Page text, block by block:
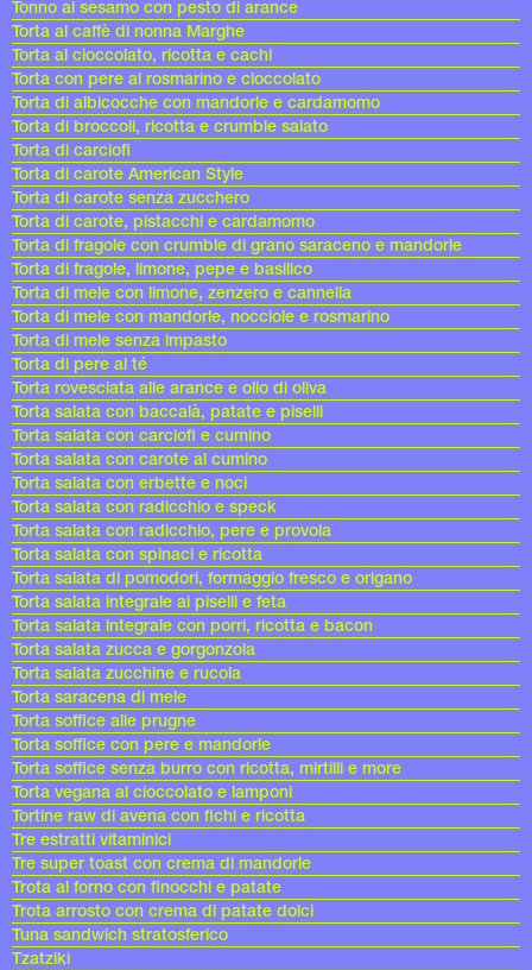
Tonno al sesamo con pesto di arance
Torta al caffè di nonna Marghe
Torta al cioccolato, ricotta e cachi
Torta con pere al rosmarino e cioccolato
Torta di albicocche con mandorle e cardamomo
Torta di broccoli, ricotta e crumble salato
Torta di carciofi
Torta di carote American Style
Torta di carote senza zucchero
Torta di carote, pistacchi e cardamomo
Torta di fragole con crumble di grano saraceno e mandorle
Torta di fragole, limone, pepe e basilico
Torta di mele con limone, zenzero e cannella
Torta di mele con mandorle, nocciole e rosmarino
Torta di mele senza impasto
Torta di pere al té
Torta rovesciata alle arance e olio di oliva
Torta salata con baccalà, patate e piselli
Torta salata con carciofi e cumino
Torta salata con carote al cumino
Torta salata con erbette e noci
Torta salata con radicchio e speck
Torta salata con radicchio, pere e provola
Torta salata con spinaci e ricotta
Torta salata di pomodori, formaggio fresco e origano
Torta salata integrale ai piselli e feta
Torta salata integrale con porri, ricotta e bacon
Torta salata zucca e gorgonzola
Torta salata zucchine e rucola
Torta saracena di mele
Torta soffice alle prugne
Torta soffice con pere e mandorle
Torta soffice senza burro con ricotta, mirtilli e more
Torta vegana al cioccolato e lamponi
Tortine raw di avena con fichi e ricotta
Tre estratti vitaminici
Tre super toast con crema di mandorle
Trota al forno con finocchi e patate
Trota arrosto con crema di patate dolci
Tuna sandwich stratosferico
Tzatziki